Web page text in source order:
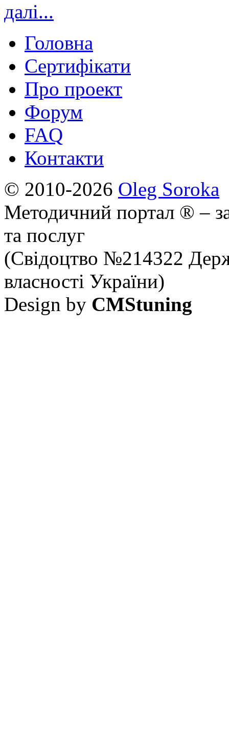
далі...
Головна
Сертифікати
Про проект
Форум
FAQ
Контакти
© 2010-2026 Oleg Soroka
Методичний портал ® –
та послуг
(Свідоцтво №214322
власності України)
Design by CMStuning